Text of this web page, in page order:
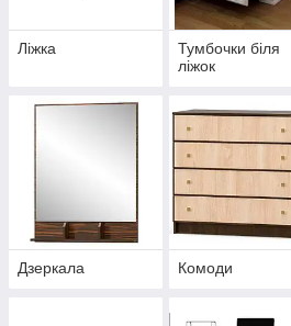
Ліжка
Тумбочки біля
ліжок
Дзеркала Комоди